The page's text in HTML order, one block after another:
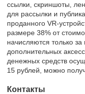
ссылки, скриншоты,
для рассылки и
проданного VR-
размере 38% от
начисляются только за
дополнительных
денежных средств
15 рублей, можно
Контакты